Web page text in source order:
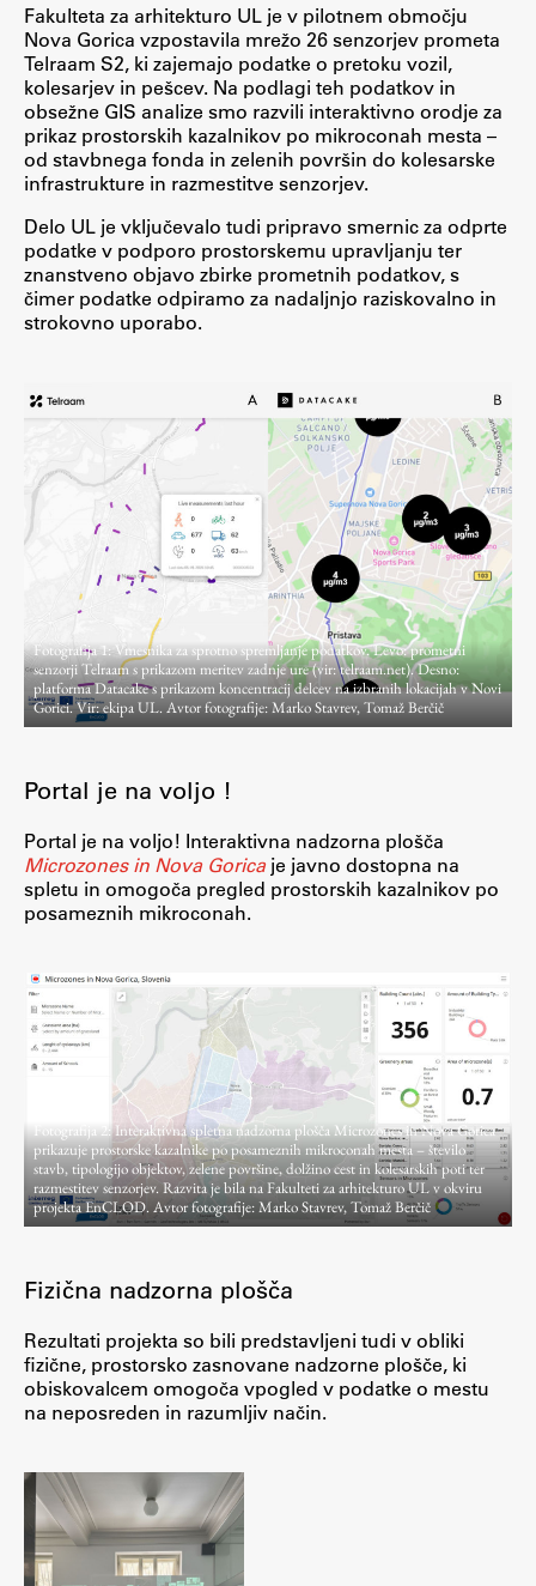
Aktualno
Obvestila
Novice
Program dela
Raziskovalni projekti
Dosežki
Inštituti
Svetlobni LAB
Delo
Seminarji
Gostujoči profesor
Delavnice
Študentski projekti
Ekskurzije
Zaključna dela
Razvojno sodelovanje in humanitarna pomoč
Založništvo
FA–ZA
Publikacije
AR – Arhitektura, raziskovanje
Igra ustvarjalnosti
Fakulteta za arhitekturo UL je v pilotnem območju
Nova Gorica vzpostavila mrežo 26 senzorjev prometa
Telraam S2, ki zajemajo podatke o pretoku vozil,
kolesarjev in pešcev. Na podlagi teh podatkov in
obsežne GIS analize smo razvili interaktivno orodje za
prikaz prostorskih kazalnikov po mikroconah mesta –
od stavbnega fonda in zelenih površin do kolesarske
infrastrukture in razmestitve senzorjev.
Delo UL je vključevalo tudi pripravo smernic za odprte
podatke v podporo prostorskemu upravljanju ter
znanstveno objavo zbirke prometnih podatkov, s
čimer podatke odpiramo za nadaljnjo raziskovalno in
strokovno uporabo.
Fotografija 1: Vmesnika za sprotno spremljanje podatkov. Levo: prometni
senzorji Telraam s prikazom meritev zadnje ure (vir: telraam.net). Desno:
platforma Datacake s prikazom koncentracij delcev na izbranih lokacijah v Novi
Gorici. Vir: ekipa UL. Avtor fotografije: Marko Stavrev, Tomaž Berčič
Portal je na voljo !
Portal je na voljo! Interaktivna nadzorna plošča
Microzones in Nova Goricaje javno dostopna na
spletu in omogoča pregled prostorskih kazalnikov po
posameznih mikroconah.
Fotografija 2: Interaktivna spletna nadzorna plošča Microzones in Nova Gorica
prikazuje prostorske kazalnike po posameznih mikroconah mesta – število
stavb, tipologijo objektov, zelene površine, dolžino cest in kolesarskih poti ter
razmestitev senzorjev. Razvita je bila na Fakulteti za arhitekturo UL v okviru
projekta EnCLOD. Avtor fotografije: Marko Stavrev, Tomaž Berčič
Fizična nadzorna plošča
Rezultati projekta so bili predstavljeni tudi v obliki
fizične, prostorsko zasnovane nadzorne plošče, ki
obiskovalcem omogoča vpogled v podatke o mestu
na neposreden in razumljiv način.